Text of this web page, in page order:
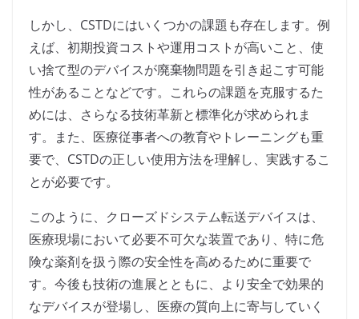
しかし、CSTDにはいくつかの課題も存在します。例
えば、初期投資コストや運用コストが高いこと、使
い捨て型のデバイスが廃棄物問題を引き起こす可能
性があることなどです。これらの課題を克服するた
めには、さらなる技術革新と標準化が求められま
す。また、医療従事者への教育やトレーニングも重
要で、CSTDの正しい使用方法を理解し、実践するこ
とが必要です。
このように、クローズドシステム転送デバイスは、
医療現場において必要不可欠な装置であり、特に危
険な薬剤を扱う際の安全性を高めるために重要で
す。今後も技術の進展とともに、より安全で効果的
なデバイスが登場し、医療の質向上に寄与していく